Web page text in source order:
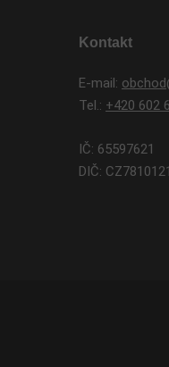
Kontakt
E-mail:
Tel.: +420 602
IČ: 65597621
DIČ: